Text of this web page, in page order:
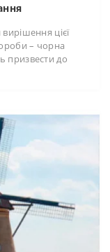
цієї
– чорна
призвести до